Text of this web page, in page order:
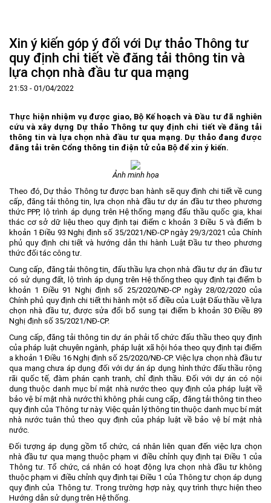
Lịch sử hình thành và phát triển
Tầm nhìn - Sứ mệnh
Lãnh đạo Ban Quản lý
Chức năng, nhiệm vụ
Tin tức - sự kiện
Ban Quản lý Khu
Chính sách mới
Hợp tác quốc tế
Đào tạo và Nghiên cứu
Cách mạng công nghiệp lần thứ 4
Quy hoạch
Quy hoạch tổng thể
Ưu thế
Cơ sở hạ tầng
Cơ chế ưu đãi đầu tư
Nguồn nhân lực
Hướng dẫn đầu tư ▼
Trình tự, thủ tục đầu tư
Lĩnh vực đầu tư
Quản lý và vận hành dự án đầu tư
Văn bản pháp luật
Doanh nghiệp
Đất đai
Đầu tư
Khu CNC Hòa Lạc
Lao động
Môi trường
Quy hoạch - Xây dựng
Ưu đãi đầu tư
Công nghệ và Sản phẩm
Văn bản khác
Thông báo chung
Tuyển dụng
Công khai ngân sách
Dữ liệu mở
FAQs
Liên hệ - Liên kết ▼
Liên kết
Liên hệ
Xin ý kiến góp ý đối với Dự thảo Thông tư
quy định chi tiết về đăng tải thông tin và
lựa chọn nhà đầu tư qua mạng
21:53 - 01/04/2022
Thực hiện nhiệm vụ được giao, Bộ Kế hoạch và Đầu tư đã nghiên
cứu và xây dựng Dự thảo Thông tư quy định chi tiết về đăng tải
thông tin và lựa chọn nhà đầu tư qua mạng. Dự thảo đang được
đăng tải trên Cổng thông tin điện tử của Bộ để xin ý kiến.
Ảnh minh họa
Theo đó,Dự thảo Thông tưđược ban hành sẽ quy định chi tiết về cung
cấp, đăng tải thông tin, lựa chọn nhà đầu tư dự án đầu tư theo phương
thức PPP, lộ trình áp dụng trên Hệ thống mạng đấu thầu quốc gia, khai
thác cơ sở dữ liệu theo quy định tại điểm c khoản 3 Điều 5 và điểm b
khoản 1 Điều 93 Nghị định số 35/2021/NĐ-CP ngày 29/3/2021 của Chính
phủ quy định chi tiết và hướng dẫn thi hành Luật Đầu tư theo phương
thức đối tác công tư.
Cung cấp, đăng tải thông tin, đấu thầu lựa chọn nhà đầu tư dự án đầu tư
có sử dụng đất, lộ trình áp dụng trên Hệ thống theo quy định tại điểm b
khoản 1 Điều 91 Nghị định số 25/2020/NĐ-CP ngày 28/02/2020 của
Chính phủ quy định chi tiết thi hành một số điều của Luật Đấu thầu về lựa
chọn nhà đầu tư, được sửa đổi bổ sung tại điểm b khoản 30 Điều 89
Nghị định số 35/2021/NĐ-CP.
Cung cấp, đăng tải thông tin dự án phải tổ chức đấu thầu theo quy định
của pháp luật chuyên ngành, pháp luật xã hội hóa theo quy định tại điểm
a khoản 1 Điều 16 Nghị định số 25/2020/NĐ-CP. Việc lựa chọn nhà đầu tư
qua mạng chưa áp dụng đối với dự án áp dụng hình thức đấu thầu rộng
rãi quốc tế, đàm phán cạnh tranh, chỉ định thầu. Đối với dự án có nội
dung thuộc danh mục bí mật nhà nước theo quy định của pháp luật về
bảo vệ bí mật nhà nước thì không phải cung cấp, đăng tải thông tin theo
quy định của Thông tư này. Việc quản lý thông tin thuộc danh mục bí mật
nhà nước tuân thủ theo quy định của pháp luật về bảo vệ bí mật nhà
nước.
Đối tượng áp dụng gồm tổ chức, cá nhân liên quan đến việc lựa chọn
nhà đầu tư qua mạng thuộc phạm vi điều chỉnh quy định tại Điều 1 của
Thông tư. Tổ chức, cá nhân có hoạt động lựa chọn nhà đầu tư không
thuộc phạm vi điều chỉnh quy định tại Điều 1 của Thông tư chọn áp dụng
quy định của Thông tư. Trong trường hợp này, quy trình thực hiện theo
Hướng dẫn sử dụng trên Hệ thống.